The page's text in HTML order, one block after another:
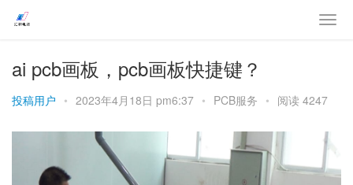
ai pcb画板，pcb画板快捷键？
投稿用户 • 2023年4月18日 pm6:37 • PCB服务 • 阅读 4247